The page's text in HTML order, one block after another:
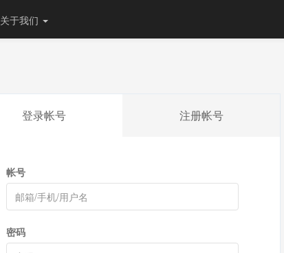
关于我们
登录帐号 注册帐号
帐号
密码